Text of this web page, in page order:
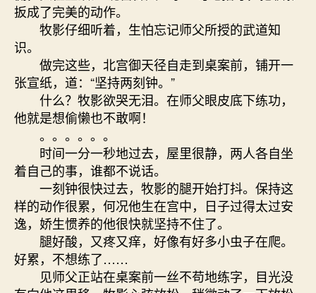
扳成了完美的动作。
牧影仔细听着，生怕忘记师父所授的武道知
识。
做完这些，北宫御天径自走到桌案前，铺开一
张宣纸，道：“坚持两刻钟。”
什么？牧影欲哭无泪。在师父眼皮底下练功，
他就是想偷懒也不敢啊！
。。。。。。
时间一分一秒地过去，屋里很静，两人各自坐
着自己的事，谁都不说话。
一刻钟很快过去，牧影的腿开始打抖。保持这
样的动作很累，何况他生在宫中，日子过得太过安
逸，娇生惯养的他很快就坚持不住了。
腿好酸，又疼又痒，好像有好多小虫子在爬。
好累，不想练了……
见师父正站在桌案前一丝不苟地练字，目光没